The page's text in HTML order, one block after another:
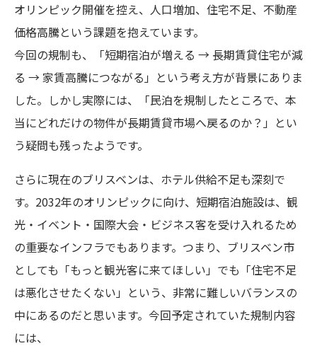
オリンピック開催を控え、人口増加、住宅不足、不動産
価格高騰という課題を抱えています。
今回の規制も、「短期宿泊が増える → 長期賃貸住宅が減
る → 家賃高騰につながる」という考え方が背景にありま
した。しかし実際には、「民泊を規制したところで、本
当にどれだけの物件が長期賃貸市場へ戻るのか？」とい
う疑問も残ったようです。
さらに現在のブリスベンは、ホテル供給不足も深刻で
す。2032年のオリンピックに向け、短期宿泊施設は、観
光・イベント・国際大会・ビジネス客を受け入れるため
の重要なインフラでもあります。つまり、ブリスベン市
としても「もっと観光客に来てほしい」でも「住宅不足
は悪化させたくない」という、非常に難しいバランスの
中にあるのだと思います。今回予定されていた規制内容
には、